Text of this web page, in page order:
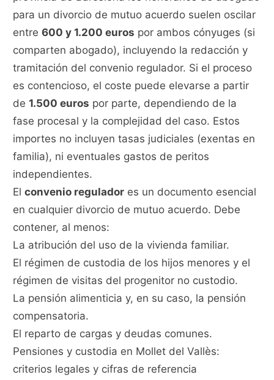
para un divorcio de mutuo acuerdo suelen oscilar
entre600 y 1.200 euros por ambos cónyuges (si
comparten abogado), incluyendo la redacción y
tramitación del convenio regulador. Si el proceso
es contencioso, el coste puede elevarse a partir
de1.500 euros por parte, dependiendo de la
fase procesal y la complejidad del caso. Estos
importes no incluyen tasas judiciales (exentas en
familia), ni eventuales gastos de peritos
independientes.
Elconvenio regulador es un documento esencial
en cualquier divorcio de mutuo acuerdo. Debe
contener, al menos:
La atribución del uso de la vivienda familiar.
El régimen de custodia de los hijos menores y el
régimen de visitas del progenitor no custodio.
La pensión alimenticia y, en su caso, la pensión
compensatoria.
El reparto de cargas y deudas comunes.
Pensiones y custodia en Mollet del Vallès:
criterios legales y cifras de referencia